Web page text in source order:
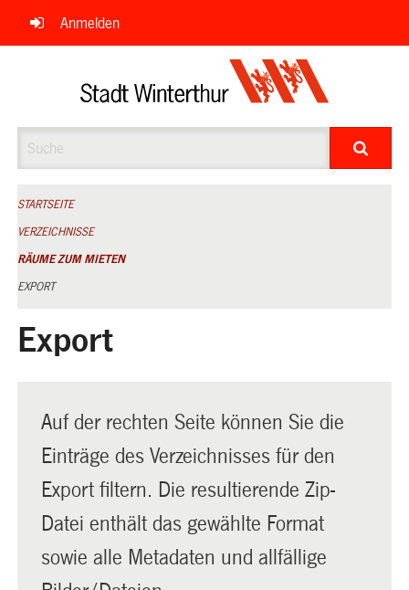
Navigation
überspringen
Anmelden
STARTSEITE
VERZEICHNISSE
RÄUME ZUM MIETEN
EXPORT
Export
Auf der rechten Seite können Sie die
Einträge des Verzeichnisses für den
Export filtern. Die resultierende Zip-
Datei enthält das gewählte Format
sowie alle Metadaten und allfällige